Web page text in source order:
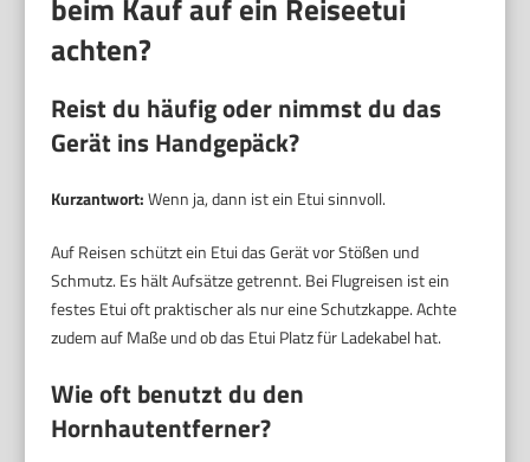
beim Kauf auf ein Reiseetui
achten?
Reist du häufig oder nimmst du das
Gerät ins Handgepäck?
Kurzantwort:Wenn ja, dann ist ein Etui sinnvoll.
Auf Reisen schützt ein Etui das Gerät vor Stößen und
Schmutz. Es hält Aufsätze getrennt. Bei Flugreisen ist ein
festes Etui oft praktischer als nur eine Schutzkappe. Achte
zudem auf Maße und ob das Etui Platz für Ladekabel hat.
Wie oft benutzt du den
Hornhautentferner?